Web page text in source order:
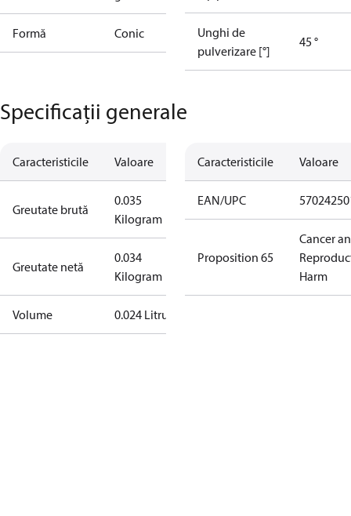
Formă Conic
Unghi de
pulverizare [°]
45 °
Specificații generale
Caracteristicile Valoare
Greutate brută
0.035
Kilogram
Greutate netă
0.034
Kilogram
Volume 0.024 Litru
Caracteristicile Valoare
EAN/UPC
Proposition 65
Cancer
Harm